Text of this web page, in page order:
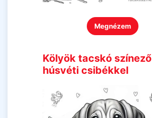
Megnézem
Kölyök tacskó színező
húsvéti csibékkel